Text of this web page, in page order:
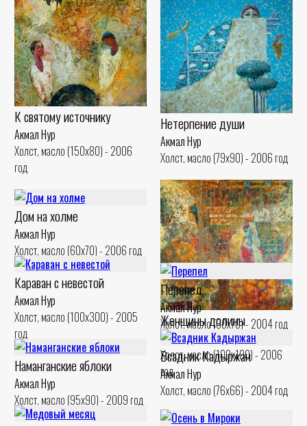
К святому источнику
Акмал Нур
Холст, масло (150x80) - 2006
год
Нетерпение души
Акмал Нур
Холст, масло (79x90) - 2006 год
Женщины долины
Акмал Нур
Холст, масло (100x100) - 2006
год
Дом на холме
Акмал Нур
Холст, масло (60x70) - 2006 год
Караван с невестой
Акмал Нур
Холст, масло (100x300) - 2005
год
Перепел
Акмал Нур
Холст, масло (60x70) - 2004 год
Всадник Кадыржан
Акмал Нур
Холст, масло (76x66) - 2004 год
Наманганские яблоки
Акмал Нур
Холст, масло (95x90) - 2009 год